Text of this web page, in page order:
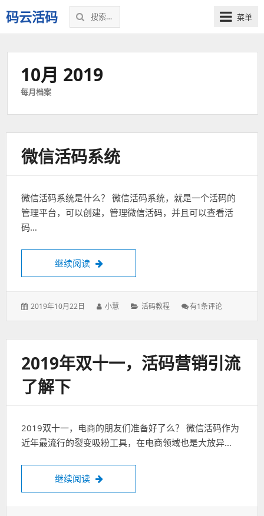
码云活码
微
码，
营
搜
索：
菜单
10月 2019
每月档案
微信活码系统
微信活码系统是什么？ 微信活码系统，就是一个活码的
管理平台，可以创建，管理微信活码，并且可以查看活
码…
继续阅读 微信活码系统
发
2019年10月22日
作
小慧
分
活码教程
微
码
统
有1条评论
2019年双十一，活码营销引流
了解下
2019双十一，电商的朋友们准备好了么？ 微信活码作为
近年最流行的裂变吸粉工具，在电商领域也是大放异…
继续阅读 2019年双十一，活码营销引流了解下